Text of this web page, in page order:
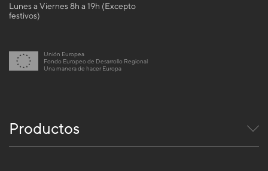
Lunes a Viernes 8h a 19h (Excepto
festivos)
Unión Europea
Fondo Europeo de Desarrollo Regional
Una manera de hacer Europa
Productos